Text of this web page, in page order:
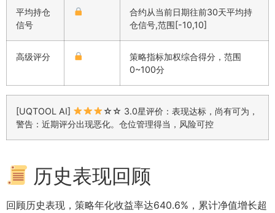
平均持仓
信号
合约从当前日期往前30天平均持
仓信号,范围[-10,10]
高级评分
策略指标加权综合得分，范围
0~100分
[UQTOOL AI]
☆☆ 3.0星评价：表现达标，尚有可为，
警告：近期评分出现恶化。仓位管理得当，风险可控
历史表现回顾
回顾历史表现，策略年化收益率达640.6%，累计净值增长超